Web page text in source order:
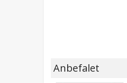
Anbefalet